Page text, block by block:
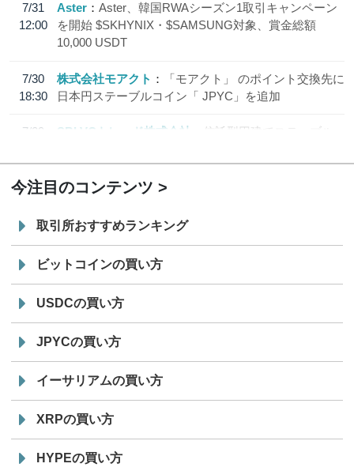
7/31
12:00
Aster
Aster、韓国RWAシーズン1取引キャンペーン
を開始 $SKHYNIX・$SAMSUNG対象、賞金総額
10,000 USDT
7/30
18:30
株式会社モアクト
「モアクト」 のポイント交換先に
日本円ステーブルコイン「 JPYC」を追加
7/29
SBI VCトレード株式会社
信託型円建てステーブル
今注目のコンテンツ
取引所おすすめランキング
ビットコインの買い方
USDCの買い方
JPYCの買い方
イーサリアムの買い方
XRPの買い方
HYPEの買い方